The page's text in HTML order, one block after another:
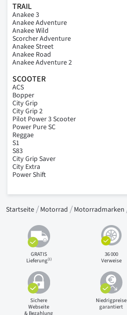
TRAIL
Anakee 3
Anakee Adventure
Anakee Wild
Scorcher Adventure
Anakee Street
Anakee Road
Anakee Adventure 2
SCOOTER
ACS
Bopper
City Grip
City Grip 2
Pilot Power 3 Scooter
Power Pure SC
Reggae
S1
S83
City Grip Saver
City Extra
Power Shift
Startseite Motorrad Motorradmarken
GRATIS
Lieferung(1)
36 000
Verweise
Sichere
Webseite
& Bezahlung
Niedrigpreise
garantiert